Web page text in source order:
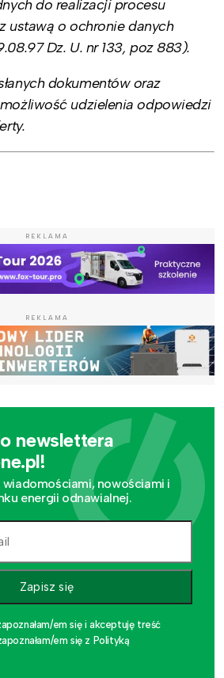
do realizacji procesu
ustawą o ochronie danych
Dz. U. nr 133, poz 883).
dokumentów oraz
udzielenia odpowiedzi
REKLAMA
REKLAMA
newslettera
wiadomościami, nowościami i
energii odnawialnej.
Zapisz się
em się i akceptuję treść
em się z Polityką